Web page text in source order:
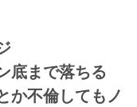
底まで落ちる
か不倫してもノ